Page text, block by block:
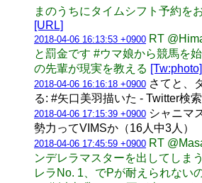
まのうちにタイムシフト予約を
[URL]
2018-04-06 16:13:53 +0900 RT
と罰金です #ウマ娘から競馬を
の先輩が現実を教える [Tw:photo]
2018-04-06 16:16:18 +0900 さてと、
る: #矢口美羽描いた - Twitter検索
2018-04-06 17:15:39 +0900 シャニマ
勢力ってVIMSか（16人中3人）
2018-04-06 17:45:59 +0900 RT
ンデレラマスターを出してしま
レラNo. 1、でPが耐えられない